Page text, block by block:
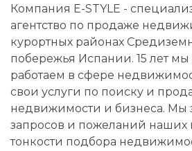
Компания E-STYLE -
агентство по продаже
курортных районах
побережья Испании. 15 лет
работаем в сфере
свои услуги по поиску и
недвижимости и бизнеса. Мы
запросов и пожеланий наших
тонкости подбора